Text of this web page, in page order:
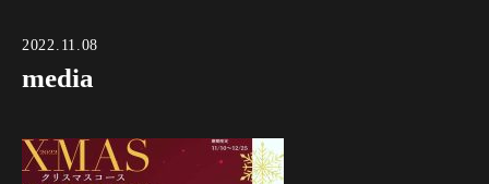
2022.11.08
media